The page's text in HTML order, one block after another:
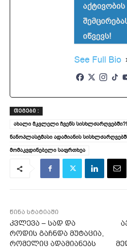
აქტივობის
იწვევს!
See Full Bio
ᲗᲔᲒᲔᲑᲘ :
ახალი მკვლელი ჩვენს
ნანოპლასტმასი ადამიანის
მომაკვდინებელი საფრთხეა
წინა სტატიაში
კვლევა – სად და
როდის გაჩნდა მუტაცია,
რომელიც ადამიანებს